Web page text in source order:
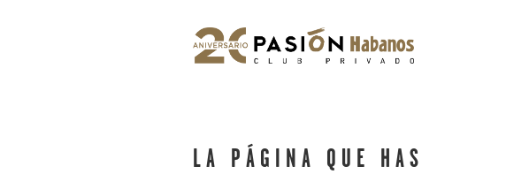
LA PÁGINA QUE HAS